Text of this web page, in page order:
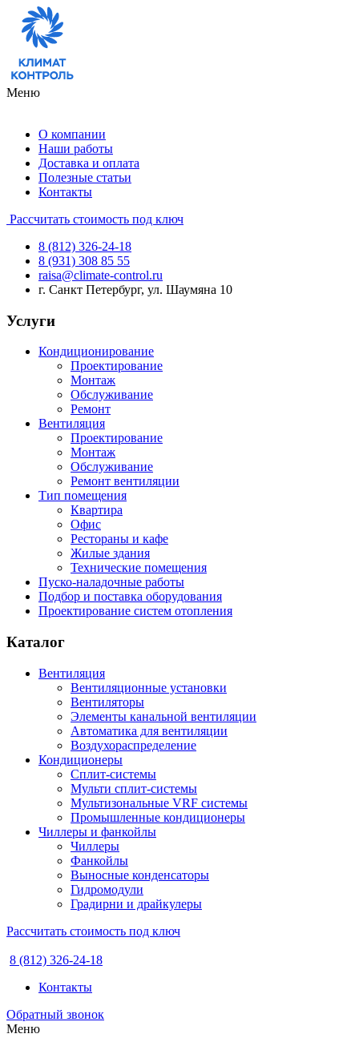
Меню
О компании
Наши работы
Доставка и оплата
Полезные статьи
Контакты
Рассчитать стоимость под ключ
8 (812) 326-24-18
8 (931) 308 85 55
raisa@climate-control.ru
г. Санкт Петербург, ул. Шаумяна 10
Услуги
Кондиционирование
Проектирование
Монтаж
Обслуживание
Ремонт
Вентиляция
Проектирование
Монтаж
Обслуживание
Ремонт вентиляции
Тип помещения
Квартира
Офис
Рестораны и кафе
Жилые здания
Технические помещения
Пуско-наладочные работы
Подбор и поставка оборудования
Проектирование систем отопления
Каталог
Вентиляция
Вентиляционные установки
Вентиляторы
Элементы канальной вентиляции
Автоматика для вентиляции
Воздухораспределение
Кондиционеры
Сплит-системы
Мульти сплит-системы
Мультизональные VRF системы
Промышленные кондиционеры
Чиллеры и фанкойлы
Чиллеры
Фанкойлы
Выносные конденсаторы
Гидромодули
Градирни и драйкулеры
Рассчитать стоимость под ключ
8 (812) 326-24-18
Контакты
Обратный звонок
Меню